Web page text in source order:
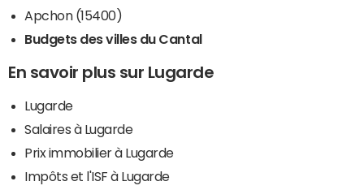
Apchon (15400)
Budgets des villes du Cantal
En savoir plus sur Lugarde
Lugarde
Salaires à Lugarde
Prix immobilier à Lugarde
Impôts et l'ISF à Lugarde